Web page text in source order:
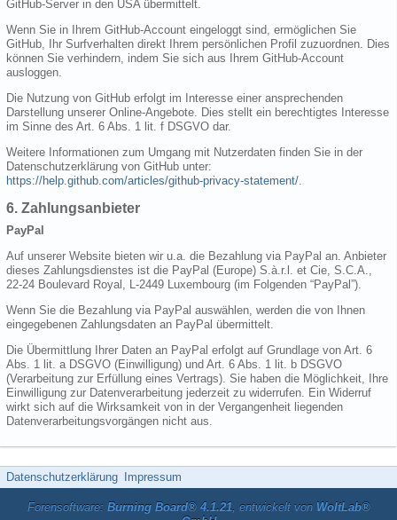
GitHub-Server in den USA übermittelt.
Wenn Sie in Ihrem GitHub-Account eingeloggt sind, ermöglichen Sie
GitHub, Ihr Surfverhalten direkt Ihrem persönlichen Profil zuzuordnen. Dies
können Sie verhindern, indem Sie sich aus Ihrem GitHub-Account
ausloggen.
Die Nutzung von GitHub erfolgt im Interesse einer ansprechenden
Darstellung unserer Online-Angebote. Dies stellt ein berechtigtes Interesse
im Sinne des Art. 6 Abs. 1 lit. f DSGVO dar.
Weitere Informationen zum Umgang mit Nutzerdaten finden Sie in der
Datenschutzerklärung von GitHub unter:
https://help.github.com/articles/github-privacy-statement/
6. Zahlungsanbieter
PayPal
Auf unserer Website bieten wir u.a. die Bezahlung via PayPal an. Anbieter
dieses Zahlungsdienstes ist die PayPal (Europe) S.à.r.l. et Cie, S.C.A.,
22-24 Boulevard Royal, L-2449 Luxembourg (im Folgenden “PayPal”).
Wenn Sie die Bezahlung via PayPal auswählen, werden die von Ihnen
eingegebenen Zahlungsdaten an PayPal übermittelt.
Die Übermittlung Ihrer Daten an PayPal erfolgt auf Grundlage von Art. 6
Abs. 1 lit. a DSGVO (Einwilligung) und Art. 6 Abs. 1 lit. b DSGVO
(Verarbeitung zur Erfüllung eines Vertrags). Sie haben die Möglichkeit, Ihre
Einwilligung zur Datenverarbeitung jederzeit zu widerrufen. Ein Widerruf
wirkt sich auf die Wirksamkeit von in der Vergangenheit liegenden
Datenverarbeitungsvorgängen nicht aus.
Datenschutzerklärung Impressum
Forensoftware: Burning Board® 4.1.21, entwickelt von WoltLab®